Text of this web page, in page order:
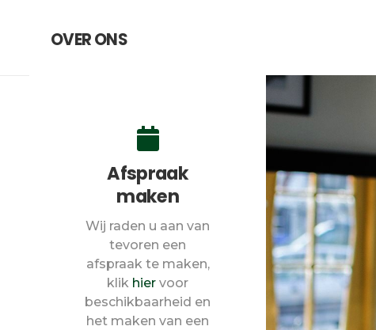
OVER ONS
Afspraak
maken
Wij raden u aan van
tevoren een
afspraak te maken,
klik hier voor
beschikbaarheid en
het maken van een